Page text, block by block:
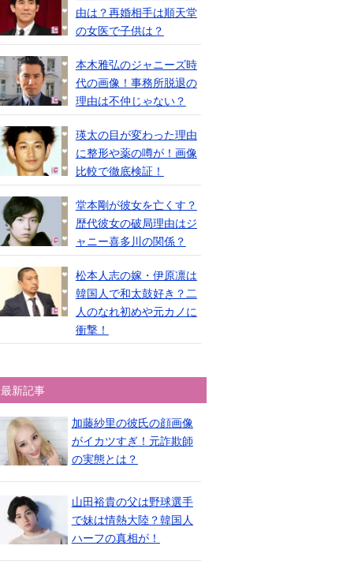
由は？再婚相手は順天堂
の女医で子供は？
本木雅弘のジャニーズ時
代の画像！事務所脱退の
理由は不仲じゃない？
瑛太の目が変わった理由
に整形や薬の噂が！画像
比較で徹底検証！
堂本剛が彼女を亡くす？
歴代彼女の破局理由はジ
ャニー喜多川の関係？
松本人志の嫁・伊原凛は
韓国人で和太鼓好き？二
人のなれ初めや元カノに
衝撃！
最新記事
加藤紗里の彼氏の顔画像
がイカツすぎ！元詐欺師
の実態とは？
山田裕貴の父は野球選手
で妹は情熱大陸？韓国人
ハーフの真相が！